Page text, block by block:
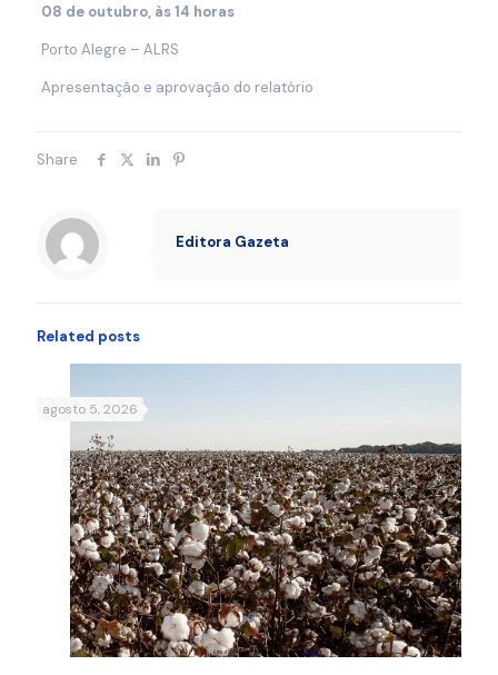
08 de outubro, às 14 horas
Porto Alegre – ALRS
Apresentação e aprovação do relatório
Share
Editora Gazeta
Related posts
agosto 5, 2026